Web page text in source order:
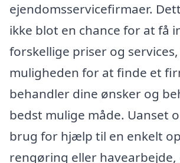
ejendomsservicefirmaer.
ikke blot en chance for at få
forskellige priser og
muligheden for at finde et
behandler dine ønsker og
bedst mulige måde. Uanset
brug for hjælp til en enkelt
rengøring eller havearbejde,